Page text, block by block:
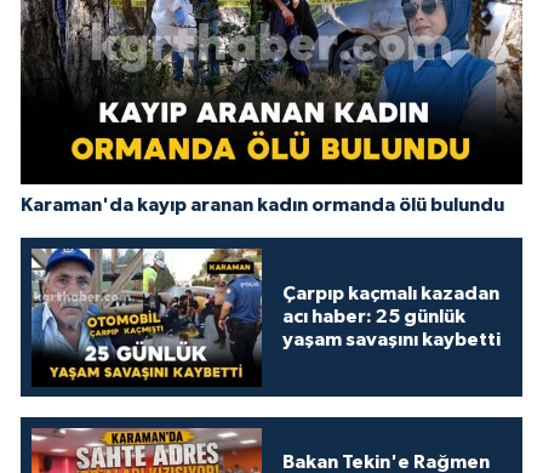
Karaman'da kayıp aranan kadın ormanda ölü bulundu
Çarpıp kaçmalı kazadan
acı haber: 25 günlük
yaşam savaşını kaybetti
Bakan Tekin'e Rağmen